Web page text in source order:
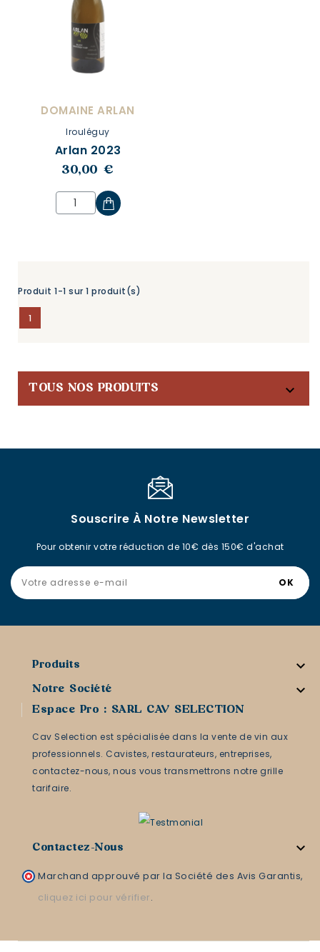
DOMAINE ARLAN
Irouléguy
Arlan 2023
30,00 €
Produit 1-1 sur 1 produit(s)
1
TOUS NOS PRODUITS 
Souscrire À Notre Newsletter
Pour obtenir votre réduction de 10€ dès 150€ d'achat
Produits 
Notre Société 
Espace Pro : SARL CAV SELECTION
Cav Selection est spécialisée dans la vente de vin aux
professionnels. Cavistes, restaurateurs, entreprises,
contactez-nous, nous vous transmettrons notre grille
tarifaire.
Contactez-Nous 
Marchand approuvé par la Société des Avis Garantis,
cliquez ici pour vérifier.